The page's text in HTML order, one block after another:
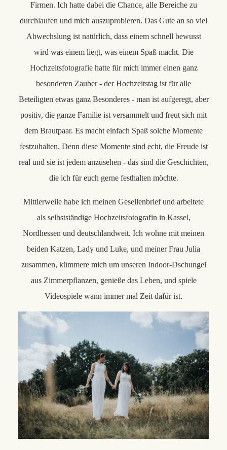
Firmen. Ich hatte dabei die Chance, alle Bereiche zu
durchlaufen und mich auszuprobieren. Das Gute an so viel
Abwechslung ist natürlich, dass einem schnell bewusst
wird was einem liegt, was einem Spaß macht. Die
Hochzeitsfotografie hatte für mich immer einen ganz
besonderen Zauber - der Hochzeitstag ist für alle
Beteiligten etwas ganz Besonderes - man ist aufgeregt, aber
positiv, die ganze Familie ist versammelt und freut sich mit
dem Brautpaar. Es macht einfach Spaß solche Momente
festzuhalten. Denn diese Momente sind echt, die Freude ist
real und sie ist jedem anzusehen - das sind die Geschichten,
die ich für euch gerne festhalten möchte.
Mittlerweile habe ich meinen Gesellenbrief und arbeitete
als selbstständige Hochzeitsfotografin in Kassel,
Nordhessen und deutschlandweit. Ich wohne mit meinen
beiden Katzen, Lady und Luke, und meiner Frau Julia
zusammen, kümmere mich um unseren Indoor-Dschungel
aus Zimmerpflanzen, genieße das Leben, und spiele
Videospiele wann immer mal Zeit dafür ist.